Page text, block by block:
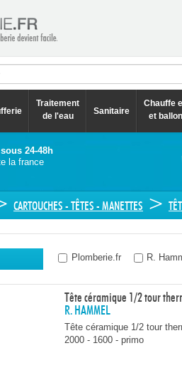
Traitement
de l'eau
Sanitaire
Chauffe
et
24-48h
la france
CARTOUCHES - TÊTES - MANETTES >
Plomberie.fr R.
Tête céramique 1/2 tour
R. HAMMEL
Tête céramique 1/2 tour
2000 - 1600 - primo